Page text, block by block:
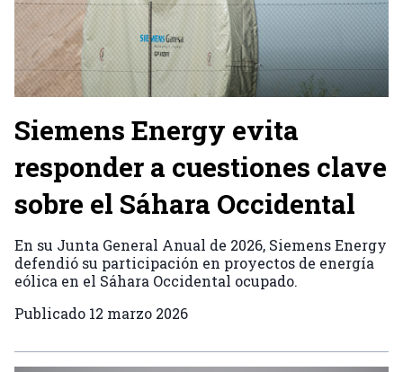
Siemens Energy evita
responder a cuestiones clave
sobre el Sáhara Occidental
En su Junta General Anual de 2026, Siemens Energy
defendió su participación en proyectos de energía
eólica en el Sáhara Occidental ocupado.
Publicado 12 marzo 2026